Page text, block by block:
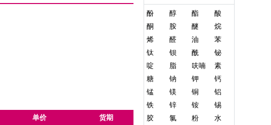
单价 货期
酚 醇 酯
酸
酮
胺 醚
烷
烯
醛 油
苯
钛
钡 酰
铋
啶
脂 呋喃
素
糖
钠 钾
钙
锰
镁 铜
铝
铁
锌 铵
锡
胶
氯 粉
水